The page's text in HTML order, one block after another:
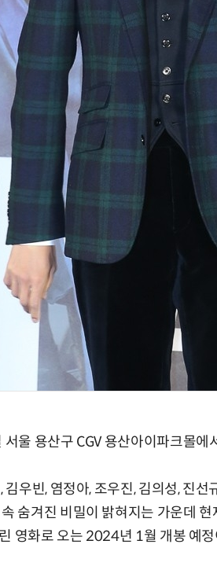
울 용산구 CGV 용산아이파크몰
김우빈, 염정아, 조우진, 김의성, 진
숨겨진 비밀이 밝혀지는 가운데
영화로 오는 2024년 1월 개봉 예